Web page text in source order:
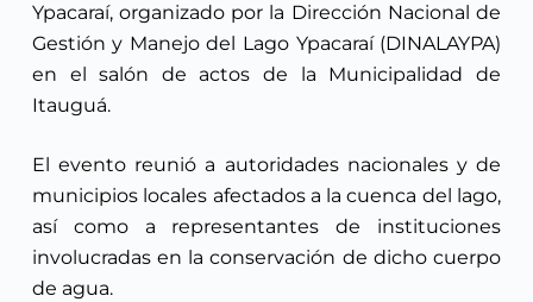
Ypacaraí, organizado por la Dirección Nacional de
Gestión y Manejo del Lago Ypacaraí (DINALAYPA)
en el salón de actos de la Municipalidad de
Itauguá.
El evento reunió a autoridades nacionales y de
municipios locales afectados a la cuenca del lago,
así como a representantes de instituciones
involucradas en la conservación de dicho cuerpo
de agua.